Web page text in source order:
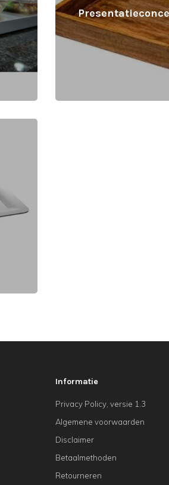
Informatie
Privacy Policy, versie 1.3
Algemene voorwaarden
Disclaimer
Betaalmethoden
Retourneren